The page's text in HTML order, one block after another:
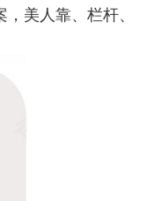
美人靠、栏杆、